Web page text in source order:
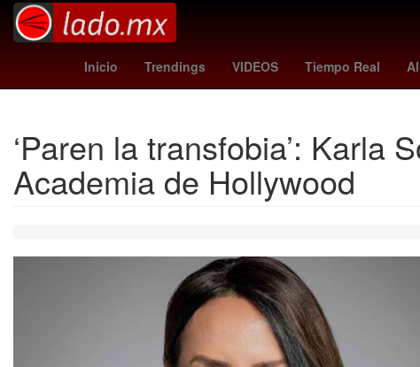
Inicio Trendings VIDEOS Tiempo Real
Gales Atlante Fútbol Club turquía - españa christopher
‘Paren la transfobia’: Karla
Academia de Hollywood